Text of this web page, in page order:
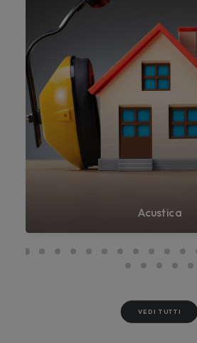
Acustica
VEDI TUTTI